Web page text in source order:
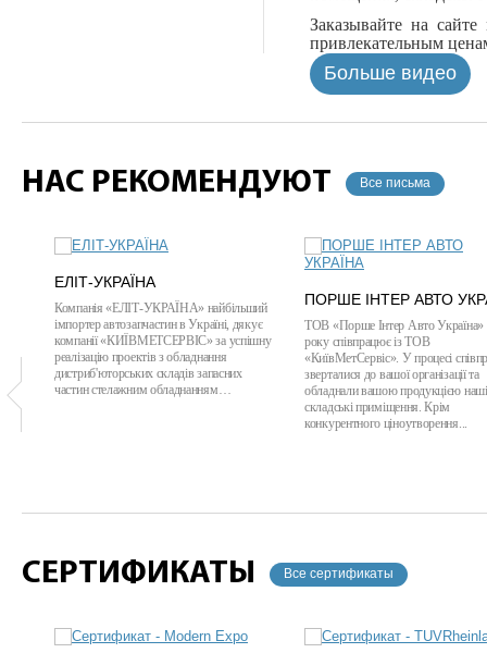
Заказывайте на
привлекательным
Больше видео
НАС РЕКОМЕНДУЮТ Все письма
ЕЛІТ-УКРАЇНА
Компанія «ЕЛІТ-УКРАЇНА» найбільший
імпортер автозапчастин в Україні, дякує
компанії «КИЇВМЕТСЕРВІС» за успішну
реалізацію проектів з обладнання
дистриб'юторських складів запасних
частин стелажним обладнанням…
ПОРШЕ ІНТЕР АВТО
ТОВ «Порше Інтер Авто Україна»
року співпрацює із ТОВ
«КиївМетСервіс». У процесі
зверталися до вашої організації та
обладнали вашою продукцією наші
складські приміщення. Крім
конкурентного ціноутворення...
СЕРТИФИКАТЫ Все сертификаты